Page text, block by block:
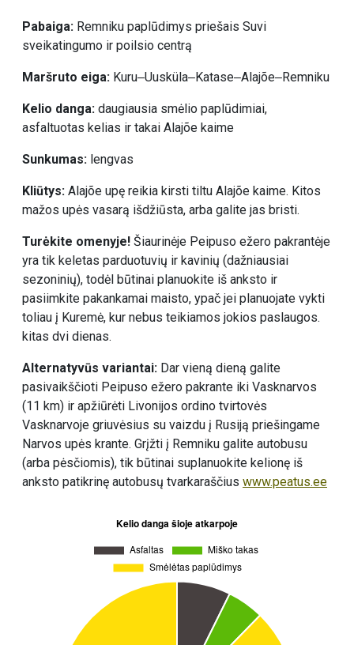
Pabaiga: Remniku paplūdimys priešais Suvi
sveikatingumo ir poilsio centrą
Maršruto eiga: Kuru‒Uusküla‒Katase‒Alajõe‒Remniku
Kelio danga: daugiausia smėlio paplūdimiai,
asfaltuotas kelias ir takai Alajõe kaime
Sunkumas: lengvas
Kliūtys: Alajõe upę reikia kirsti tiltu Alajõe kaime. Kitos
mažos upės vasarą išdžiūsta, arba galite jas bristi.
Turėkite omenyje! Šiaurinėje Peipuso ežero pakrantėje
yra tik keletas parduotuvių ir kavinių (dažniausiai
sezoninių), todėl būtinai planuokite iš anksto ir
pasiimkite pakankamai maisto, ypač jei planuojate vykti
toliau į Kuremė, kur nebus teikiamos jokios paslaugos.
kitas dvi dienas.
Alternatyvūs variantai: Dar vieną dieną galite
pasivaikščioti Peipuso ežero pakrante iki Vasknarvos
(11 km) ir apžiūrėti Livonijos ordino tvirtovės
Vasknarvoje griuvėsius su vaizdu į Rusiją priešingame
Narvos upės krante. Grįžti į Remniku galite autobusu
(arba pėsčiomis), tik būtinai suplanuokite kelionę iš
anksto patikrinę autobusų tvarkaraščius www.peatus.ee